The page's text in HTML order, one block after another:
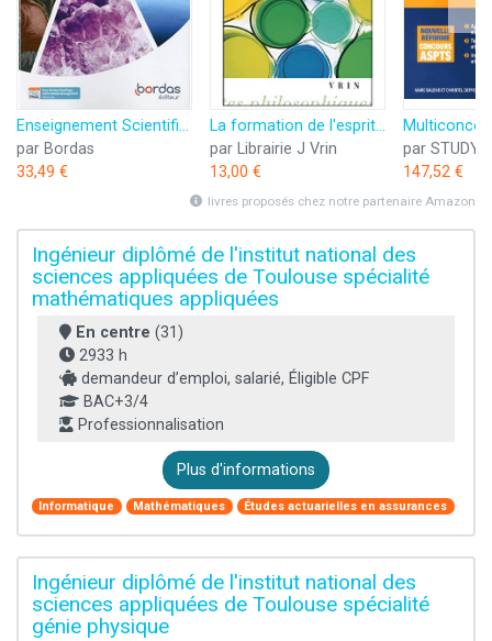
Enseignement Scientifique 1re
par Bordas
33,49 €
La formation de l'esprit scientifique
par Librairie J Vrin
13,00 €
par
147,52 €
livres proposés chez notre partenaire Amazon
Ingénieur diplômé de l'institut national des
sciences appliquées de Toulouse spécialité
mathématiques appliquées
En centre (31)
2933 h
demandeur d’emploi, salarié, Éligible CPF
BAC+3/4
Professionnalisation
Plus d'informations
Informatique Mathématiques Études actuarielles en assurances
Ingénieur diplômé de l'institut national des
sciences appliquées de Toulouse spécialité
génie physique